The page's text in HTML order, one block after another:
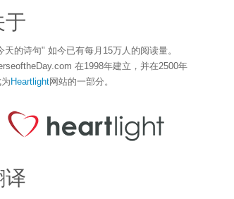
于
天的诗句" 如今已有每月15万人的阅读量。
在1998年建立，并在2500年
Heartlight网站的一部分。
译